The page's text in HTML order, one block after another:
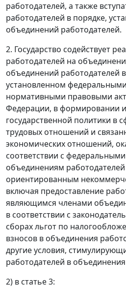
работодателей, а также
работодателей в порядке,
объединений работодателей.
2. Государство содействует
работодателей на
объединений работодателей
установленном
нормативными правовыми
Федерации, в формировании
государственной политики в
трудовых отношений и
экономических отношений,
соответствии с
объединениям
ориентированным
включая предоставление
являющимся членами
в соответствии с
сборах льгот по
взносов в объединения
другие условия,
работодателей в
2) в статье 3: